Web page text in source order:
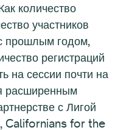
количество
участников
прошлым годом,
регистраций
на сессии почти на
расширенным
с Лигой
Californians for the